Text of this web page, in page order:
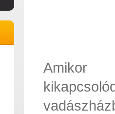
Amikor